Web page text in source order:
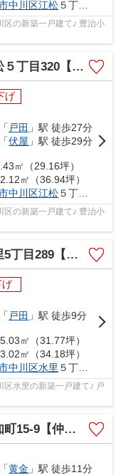
中川区江松５丁目320
の新築一戸建て♪ 豊治小
料無料】新築一戸建て
げ
「 戸田 」駅 徒歩27分
「伏屋 」駅 徒歩29分
㎡（29.16坪）
㎡（36.94坪）
中川区江松５丁目320
の新築一戸建て♪ 豊治小
料】新築一戸建て 1号棟
げ
「 戸田 」駅 徒歩9分
㎡（31.77坪）
㎡（34.18坪）
中川区水里 ５丁目289
里の新築一戸建て♪ 戸
無料】新築一戸建て
「黄金 」駅 徒歩11分